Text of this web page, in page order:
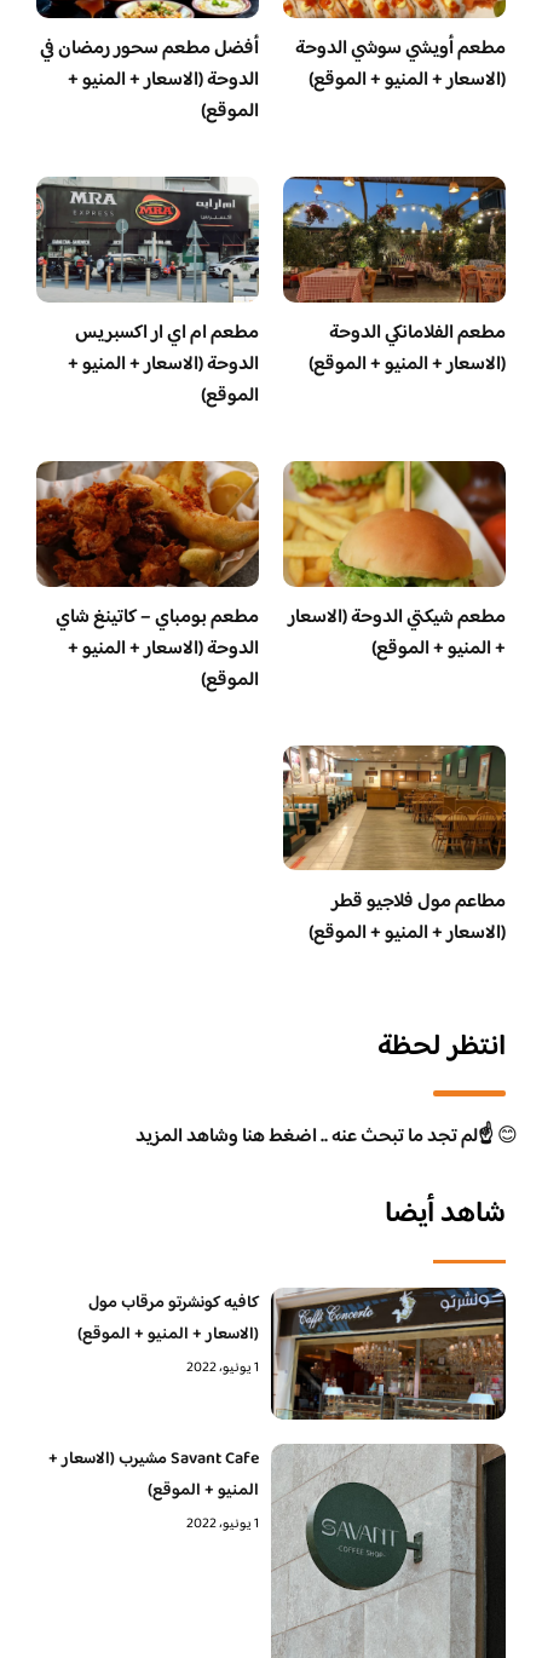
مطعم أويشي سوشي الدوحة
(الاسعار + المنيو + الموقع)
أفضل مطعم سحور رمضان في
الدوحة (الاسعار + المنيو +
الموقع)
مطعم الفلامانكي الدوحة
(الاسعار + المنيو + الموقع)
مطعم ام اي ار اكسبريس
الدوحة (الاسعار + المنيو +
الموقع)
مطعم شيكتي الدوحة (الاسعار
+ المنيو + الموقع)
مطعم بومباي – كاتينغ شاي
الدوحة (الاسعار + المنيو +
الموقع)
مطاعم مول فلاجيو قطر
(الاسعار + المنيو + الموقع)
انتظر لحظة
😊☝️لم تجد ما تبحث عنه .. اضغط هنا وشاهد المزيد
شاهد أيضا
كافيه كونشرتو مرقاب مول
(الاسعار + المنيو + الموقع)
1 يونيو، 2022
Savant Cafe مشيرب (الاسعار +
المنيو + الموقع)
1 يونيو، 2022